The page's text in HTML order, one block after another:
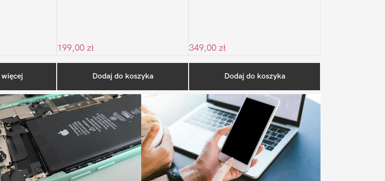
199,00 zł
Dodaj do koszyka
349,00 zł
Dodaj do koszyka
Sidebar
na blogu